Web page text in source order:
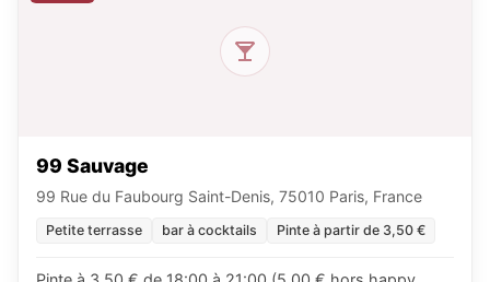
99 Sauvage
99 Rue du Faubourg Saint-Denis, 75010 Paris, France
Petite terrasse bar à cocktails Pinte à partir de 3,50 €